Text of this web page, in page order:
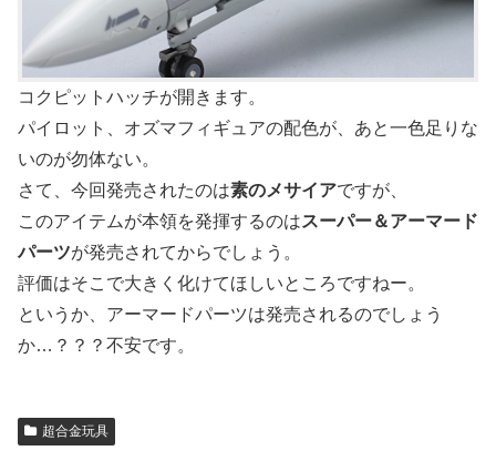
コクピットハッチが開きます。
パイロット、オズマフィギュアの配色が、あと一色足りな
いのが勿体ない。
さて、今回発売されたのは素のメサイアですが、
このアイテムが本領を発揮するのはスーパー＆アーマード
パーツが発売されてからでしょう。
評価はそこで大きく化けてほしいところですねー。
というか、アーマードパーツは発売されるのでしょう
か…？？？不安です。
超合金玩具